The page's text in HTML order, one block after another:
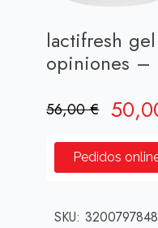
lactifresh
opiniones –
56,00€ El
era:
Pedidos
SKU: